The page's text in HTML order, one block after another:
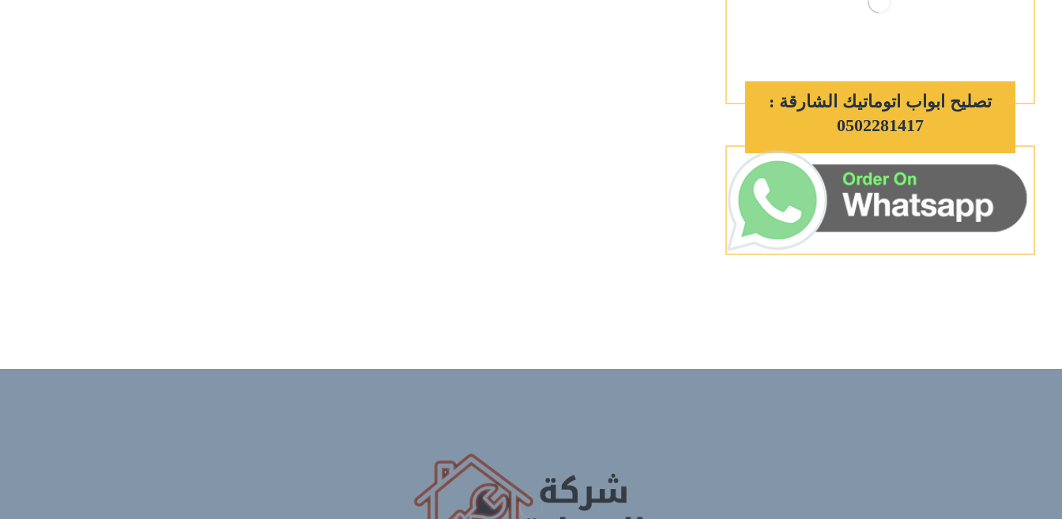
تصليح ابواب اتوماتيك الشارقة :
0502281417